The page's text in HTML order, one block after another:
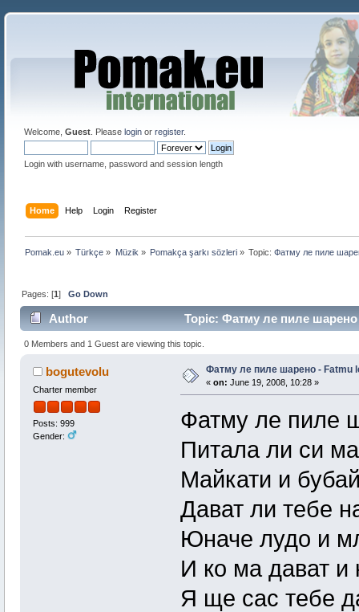
Welcome, Guest. Please loginor register.
Login with username, password and session length
Home Help Login Register
Pomak.eu » Türkçe » Müzik » Pomakça şarkı sözleri » Topic:Фатму ле пиле
Pages: [1]Go Down
Author Topic: Фатму ле пиле шарено
0 Members and 1 Guest are viewing this topic.
bogutevolu
Charter member
Posts: 999
Gender:
Фатму ле пиле шарено - Fatmu
« on: June 19, 2008, 10:28 »
Фатму ле пиле
Питала ли си
Майкати и
Дават ли тебе
Юначе лудо и
И ко ма дават и
Я ще сас тебе